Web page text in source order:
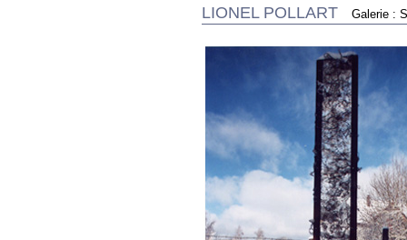
LIONEL POLLART Galerie :